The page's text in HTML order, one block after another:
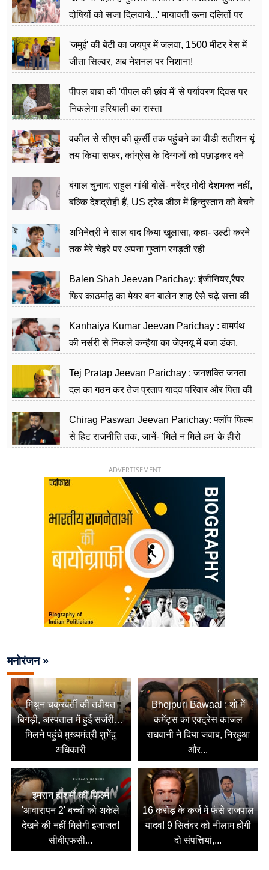
दोषियों को सजा दिलवाये...' मायावती ऊना दलितों पर
'जमुई' की बेटी का जयपुर में जलवा, 1500 मीटर रेस में
जीता सिल्वर, अब नेशनल पर निशाना!
पीपल बाबा की 'पीपल की छांव में' से पर्यावरण दिवस पर
निकलेगा हरियाली का रास्ता
वकील से सीएम की कुर्सी तक पहुंचने का वीडी सतीशन यूं
तय किया सफर, कांग्रेस के दिग्गजों को पछाड़कर बने
बंगाल चुनाव: राहुल गांधी बोलें- नरेंद्र मोदी देशभक्त नहीं,
बल्कि देशद्रोही हैं, US ट्रेड डील में हिन्दुस्तान को बेचने
अभिनेत्री ने साल बाद किया खुलासा, कहा- उल्टी करने
तक मेरे चेहरे पर अपना गुप्तांग रगड़ती रही
Balen Shah Jeevan Parichay: इंजीनियर,रैपर
फिर काठमांडू का मेयर बन बालेन शाह ऐसे चढ़े सत्ता की
Kanhaiya Kumar Jeevan Parichay : वामपंथ
की नर्सरी से निकले कन्हैया का जेएनयू में बजा डंका,
Tej Pratap Jeevan Parichay : जनशक्ति जनता
दल का गठन कर तेज प्रताप यादव परिवार और पिता की
Chirag Paswan Jeevan Parichay: फ्लॉप फिल्म
से हिट राजनीति तक, जानें- 'मिले न मिले हम' के हीरो
ADVERTISEMENT
मनोरंजन »
मिथुन चक्रवर्ती की तबीयत
बिगड़ी, अस्पताल में हुई सर्जरी…
मिलने पहुंचे मुख्यमंत्री शुभेंदु
अधिकारी
Bhojpuri Bawaal : शो में
कमेंट्स का एक्ट्रेस काजल
राघवानी ने दिया जवाब, निरहुआ
और...
इमरान हाशमी की फिल्म
'आवारापन 2' बच्चों को अकेले
देखने की नहीं मिलेगी इजाजत!
सीबीएफसी...
16 करोड़ के कर्ज में फंसे राजपाल
यादव! 9 सितंबर को नीलाम होंगी
दो संपत्तियां,...